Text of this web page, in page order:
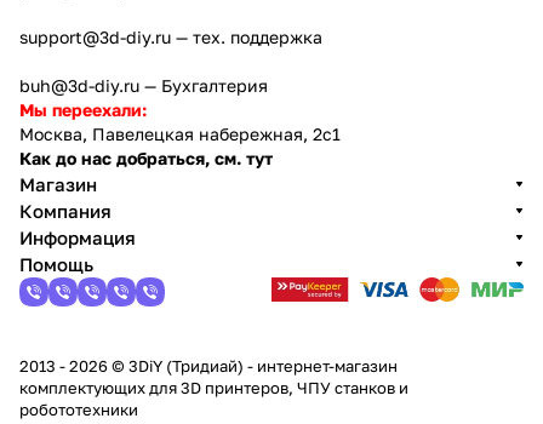
support@3d-diy.ru — тех. поддержка
buh@3d-diy.ru — Бухгалтерия
Мы переехали:
Москва, Павелецкая набережная, 2с1
Как до нас добраться, см. тут
Магазин
Компания
Информация
Помощь
2013 - 2026 © 3DiY (Тридиай) - интернет-магазин
комплектующих для 3D принтеров, ЧПУ станков и
робототехники